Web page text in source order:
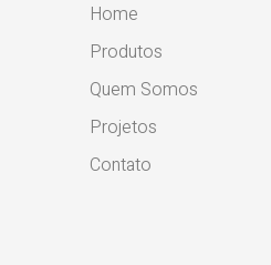
Home
Produtos
Quem Somos
Projetos
Contato